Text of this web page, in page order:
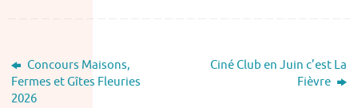
Concours Maisons,
Fermes et Gîtes Fleuries
2026
Ciné Club en Juin c’est La
Fièvre